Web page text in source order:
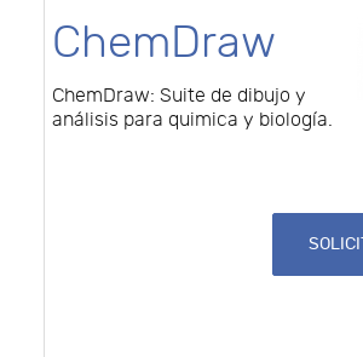
ChemDraw
ChemDraw: Suite de dibujo y
análisis para quimica y biología.